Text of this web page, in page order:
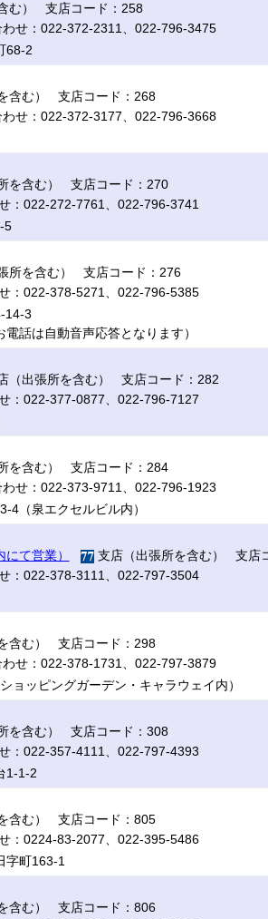
む） 支店コード：258
せ：022-372-2311、022-796-3475
68-2
含む） 支店コード：268
せ：022-372-3177、022-796-3668
を含む） 支店コード：270
：022-272-7761、022-796-3741
5
所を含む） 支店コード：276
：022-378-5271、022-796-5385
14-3
話は自動音声応答となります）
（出張所を含む） 支店コード：282
：022-377-0877、022-796-7127
を含む） 支店コード：284
せ：022-373-9711、022-796-1923
4（泉エクセルビル内）
て営業）
支店（出張所を含む） 支店
：022-378-3111、022-797-3504
含む） 支店コード：298
せ：022-378-1731、022-797-3879
ョッピングガーデン・キャラウェイ内）
を含む） 支店コード：308
：022-357-4111、022-797-4393
1-1-2
含む） 支店コード：805
：0224-83-2077、022-395-5486
字町163-1
含む） 支店コード：806